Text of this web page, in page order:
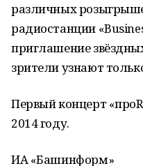
различных
радиостанции
приглашение
зрители узнают
Первый концерт
2014 году.
ИА «Башинформ»